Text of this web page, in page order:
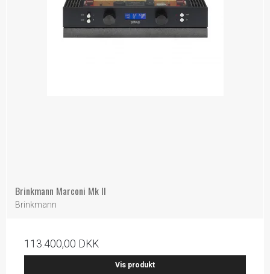
Brinkmann Marconi Mk II
Brinkmann
113.400,00 DKK
Vis produkt